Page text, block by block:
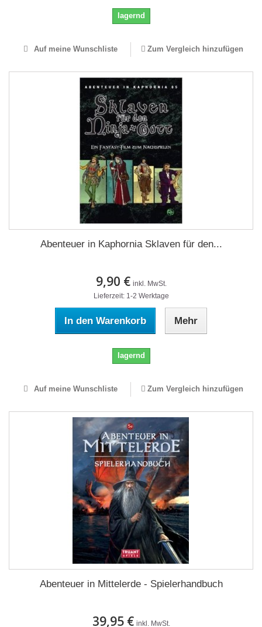
lagernd
Auf meine Wunschliste Zum Vergleich hinzufügen
Abenteuer in Kaphornia Sklaven für den...
9,90 € inkl. MwSt.
Lieferzeit: 1-2 Werktage
In den Warenkorb Mehr
lagernd
Auf meine Wunschliste Zum Vergleich hinzufügen
Abenteuer in Mittelerde - Spielerhandbuch
39,95 € inkl. MwSt.